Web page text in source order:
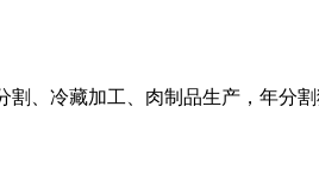
割、冷藏加工、肉制品生产，年